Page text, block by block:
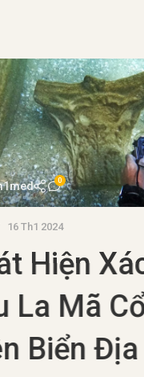
0
16 Th1 2024
Hiện Xác
La Mã Cổ
Biển Địa